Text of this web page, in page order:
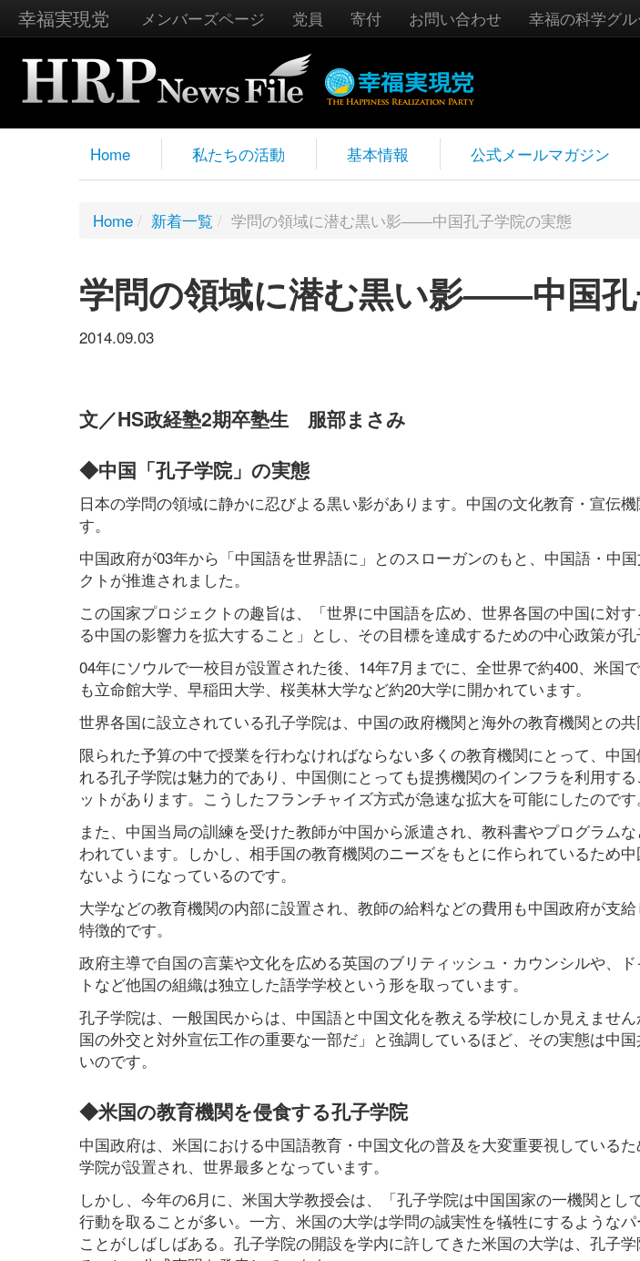
幸福実現党 メンバーズページ 党員 寄付 お問い合わせ 幸福の科学グ
Home 私たちの活動 基本情報 公式メールマガジン
Home / 新着一覧 / 学問の領域に潜む黒い影――中国孔子学院の実態
学問の領域に潜む黒い影――中国
2014.09.03
文／HS政経塾2期卒塾生 服部まさみ
◆中国「孔子学院」の実態
日本の学問の領域に静かに忍びよる黒い影があります。中国の文化教育・宣伝
す。
中国政府が03年から「中国語を世界語に」とのスローガンのもと、中国語・中
クトが推進されました。
この国家プロジェクトの趣旨は、「世界に中国語を広め、世界各国の中国に対
る中国の影響力を拡大すること」とし、その目標を達成するための中心政策が孔
04年にソウルで一校目が設置された後、14年7月までに、全世界で約400、米国
も立命館大学、早稲田大学、桜美林大学など約20大学に開かれています。
世界各国に設立されている孔子学院は、中国の政府機関と海外の教育機関との共
限られた予算の中で授業を行わなければならない多くの教育機関にとって、中
れる孔子学院は魅力的であり、中国側にとっても提携機関のインフラを利用す
ットがあります。こうしたフランチャイズ方式が急速な拡大を可能にしたのです
また、中国当局の訓練を受けた教師が中国から派遣され、教科書やプログラム
われています。しかし、相手国の教育機関のニーズをもとに作られているため
ないようになっているのです。
大学などの教育機関の内部に設置され、教師の給料などの費用も中国政府が支
特徴的です。
政府主導で自国の言葉や文化を広める英国のブリティッシュ・カウンシルや、
トなど他国の組織は独立した語学学校という形を取っています。
孔子学院は、一般国民からは、中国語と中国文化を教える学校にしか見えませ
国の外交と対外宣伝工作の重要な一部だ」と強調しているほど、その実態は中
いのです。
◆米国の教育機関を侵食する孔子学院
中国政府は、米国における中国語教育・中国文化の普及を大変重要視している
学院が設置され、世界最多となっています。
しかし、今年の6月に、米国大学教授会は、「孔子学院は中国国家の一機関とし
行動を取ることが多い。一方、米国の大学は学問の誠実性を犠牲にするような
ことがしばしばある。孔子学院の開設を学内に許してきた米国の大学は、孔子